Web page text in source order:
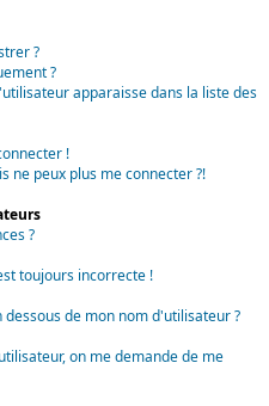
?
?
apparaisse dans la liste des
!
ne peux plus me connecter ?!
?
toujours incorrecte !
de mon nom d'utilisateur ?
on me demande de me